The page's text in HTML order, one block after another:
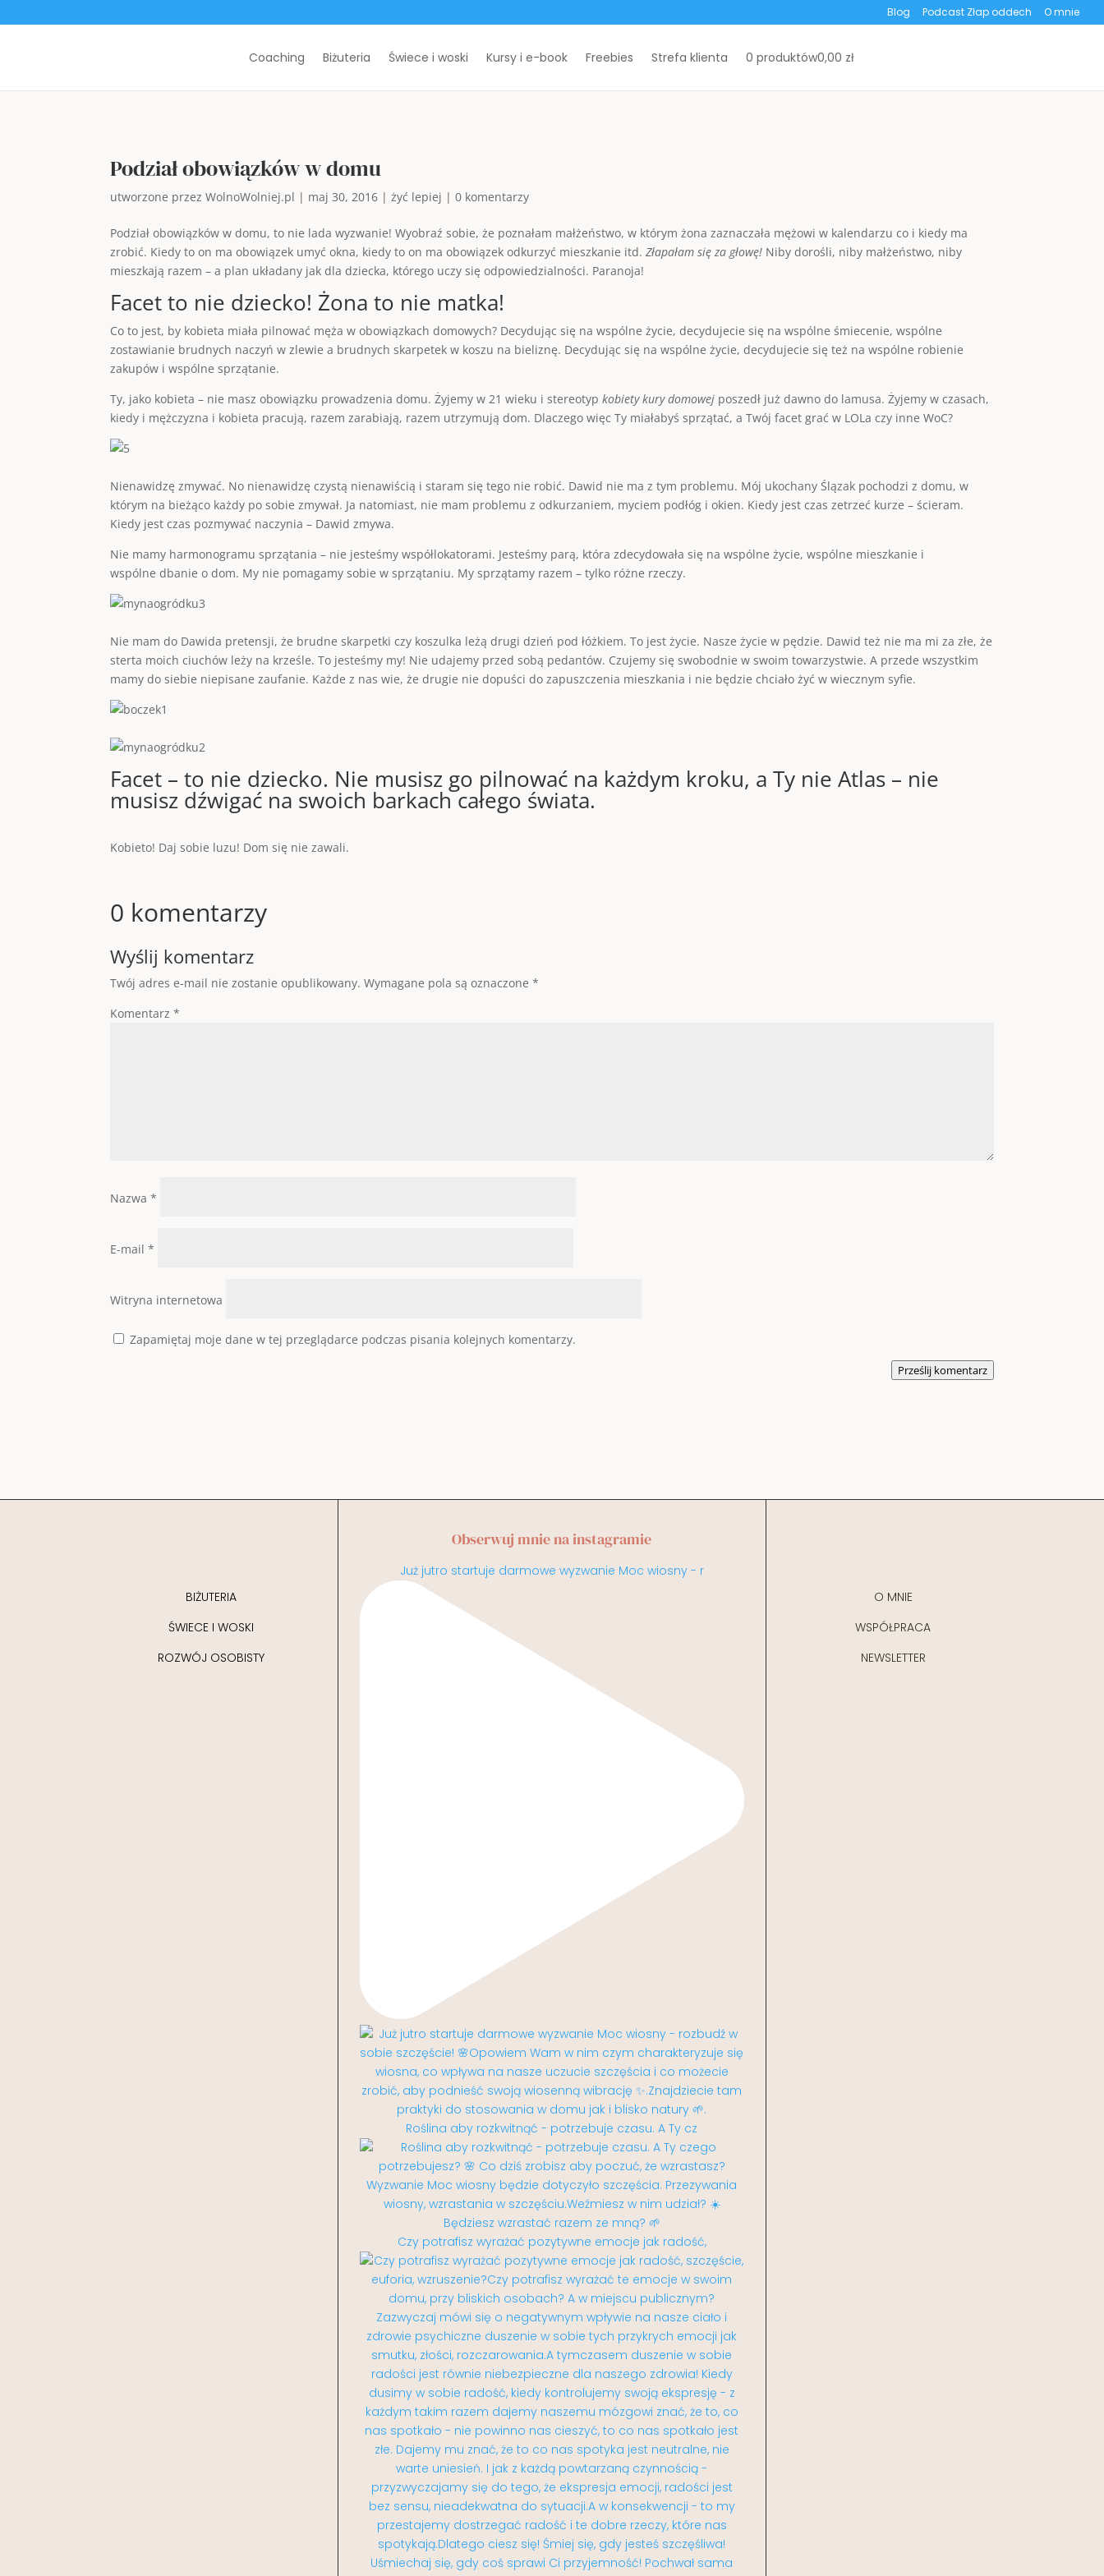
Blog Podcast Złap oddech O mnie
Coaching Biżuteria Świece i woski Kursy i e-book Freebies Strefa klienta 0 produktów0,00 zł
Podział obowiązków w domu
utworzone przezWolnoWolniej.pl | maj 30, 2016 |żyć lepiej |0 komentarzy
Podział obowiązków w domu, to nie lada wyzwanie! Wyobraź sobie, że poznałam małżeństwo, w którym żona zaznaczała mężowi w kalendarzu co i kiedy ma
zrobić. Kiedy to on ma obowiązek umyć okna, kiedy to on ma obowiązek odkurzyć mieszkanie itd.Złapałam się za głowę! Niby dorośli, niby małżeństwo, niby
mieszkają razem – a plan układany jak dla dziecka, którego uczy się odpowiedzialności. Paranoja!
Facet to nie dziecko! Żona to nie matka!
Co to jest, by kobieta miała pilnować męża w obowiązkach domowych? Decydując się na wspólne życie, decydujecie się na wspólne śmiecenie, wspólne
zostawianie brudnych naczyń w zlewie a brudnych skarpetek w koszu na bieliznę. Decydując się na wspólne życie, decydujecie się też na wspólne robienie
zakupów i wspólne sprzątanie.
Ty, jako kobieta – nie masz obowiązku prowadzenia domu. Żyjemy w 21 wieku i stereotypkobiety kury domowej poszedł już dawno do lamusa. Żyjemy w czasach,
kiedy i mężczyzna i kobieta pracują, razem zarabiają, razem utrzymują dom. Dlaczego więc Ty miałabyś sprzątać, a Twój facet grać w LOLa czy inne WoC?
Nienawidzę zmywać. No nienawidzę czystą nienawiścią i staram się tego nie robić. Dawid nie ma z tym problemu. Mój ukochany Ślązak pochodzi z domu, w
którym na bieżąco każdy po sobie zmywał. Ja natomiast, nie mam problemu z odkurzaniem, myciem podłóg i okien. Kiedy jest czas zetrzeć kurze – ścieram.
Kiedy jest czas pozmywać naczynia – Dawid zmywa.
Nie mamy harmonogramu sprzątania – nie jesteśmy współlokatorami. Jesteśmy parą, która zdecydowała się na wspólne życie, wspólne mieszkanie i
wspólne dbanie o dom. My nie pomagamy sobie w sprzątaniu. My sprzątamy razem – tylko różne rzeczy.
Nie mam do Dawida pretensji, że brudne skarpetki czy koszulka leżą drugi dzień pod łóżkiem. To jest życie. Nasze życie w pędzie. Dawid też nie ma mi za złe, że
sterta moich ciuchów leży na krześle. To jesteśmy my! Nie udajemy przed sobą pedantów. Czujemy się swobodnie w swoim towarzystwie. A przede wszystkim
mamy do siebie niepisane zaufanie. Każde z nas wie, że drugie nie dopuści do zapuszczenia mieszkania i nie będzie chciało żyć w wiecznym syfie.
Facet – to nie dziecko. Nie musisz go pilnować na każdym kroku, a Ty nie Atlas – nie
musisz dźwigać na swoich barkach całego świata.
Kobieto! Daj sobie luzu! Dom się nie zawali.
0 komentarzy
Wyślij komentarz
Twój adres e-mail nie zostanie opublikowany. Wymagane pola są oznaczone*
Komentarz*
Nazwa*
E-mail*
Witryna internetowa
Zapamiętaj moje dane w tej przeglądarce podczas pisania kolejnych komentarzy.
Prześlij komentarz
BIŻUTERIA
ŚWIECE I WOSKI
ROZWÓJ OSOBISTY
Obserwuj mnie na instagramie
Już jutro startuje darmowe wyzwanie Moc wiosny - r
Roślina aby rozkwitnąć - potrzebuje czasu. A Ty cz
Czy potrafisz wyrażać pozytywne emocje jak radość,
O MNIE
WSPÓŁPRACA
NEWSLETTER